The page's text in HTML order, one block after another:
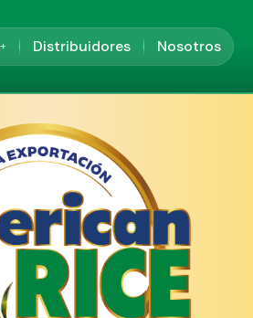
Distribuidores Nosotros